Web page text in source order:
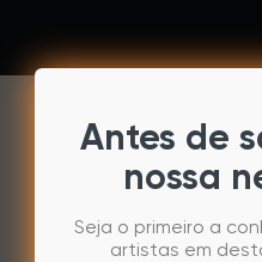
Pega confortável
dos dedos
proporcionando uma
estável para desenhar
Antes de
nossa
Seja o primeiro a
artistas em